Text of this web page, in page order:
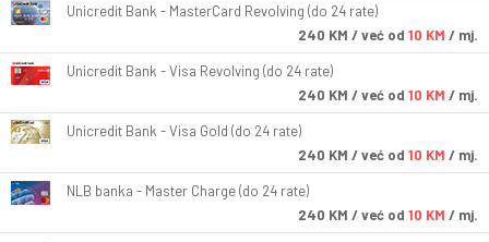
Unicredit Bank - MasterCard Revolving (do 24 rate)
240 KM / već od 10 KM / mj.
Unicredit Bank - Visa Revolving (do 24 rate)
240 KM / već od 10 KM / mj.
Unicredit Bank - Visa Gold (do 24 rate)
240 KM / već od 10 KM / mj.
NLB banka - Master Charge (do 24 rate)
240 KM / već od 10 KM / mj.